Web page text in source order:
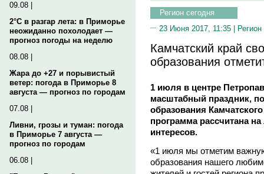
09.08 |
2°C в разгар лета: в Приморье
неожиданно похолодает —
прогноз погоды на неделю
08.08 |
Жара до +27 и порывистый
ветер: погода в Приморье 8
августа — прогноз по городам
07.08 |
Ливни, грозы и туман: погода
в Приморье 7 августа —
прогноз по городам
06.08 |
Регион сегодня
23 Июня 2017, 11:35 | Регион
Камчатский край
образования
1 июля в центре
масштабный праздник,
образования
программа рассчитана
интересов.
«1 июля мы отметим
образования нашего